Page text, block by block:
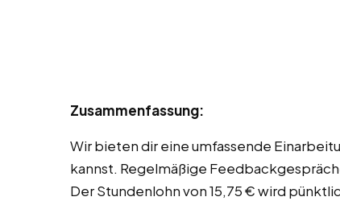
Zusammenfassung:
Wir bieten dir eine umfassende
kannst. Regelmäßige
Der Stundenlohn von 15,75 € wird